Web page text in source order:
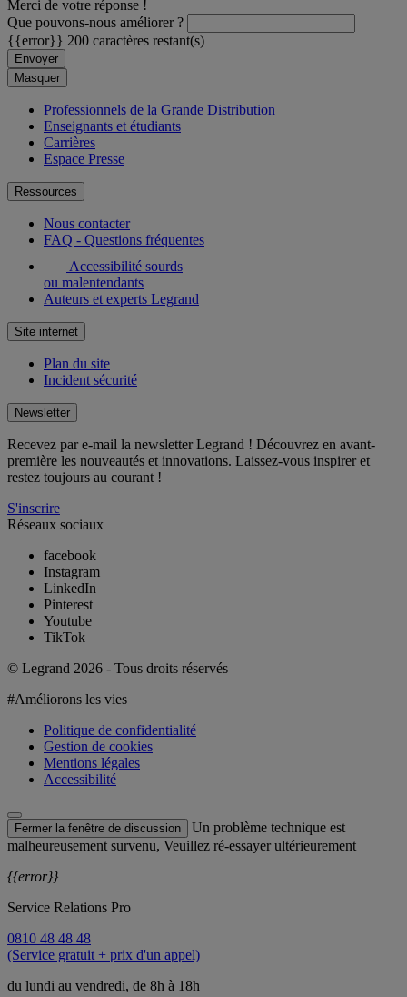
Merci de votre réponse !
Que pouvons-nous améliorer ?
{{error}} 200 caractères restant(s)
Envoyer
Masquer
Professionnels de la Grande Distribution
Enseignants et étudiants
Carrières
Espace Presse
Ressources
Nous contacter
FAQ - Questions fréquentes
Accessibilité sourds
ou malentendants
Auteurs et experts Legrand
Site internet
Plan du site
Incident sécurité
Newsletter
Recevez par e-mail la newsletter Legrand ! Découvrez en avant-
première les nouveautés et innovations. Laissez-vous inspirer et
restez toujours au courant !
S'inscrire
Réseaux sociaux
facebook
Instagram
LinkedIn
Pinterest
Youtube
TikTok
© Legrand 2026 - Tous droits réservés
#Améliorons les vies
Politique de confidentialité
Gestion de cookies
Mentions légales
Accessibilité
Fermer la fenêtre de discussion
Un problème technique est
malheureusement survenu, Veuillez ré-essayer ultérieurement
{{error}}
Service Relations Pro
0810 48 48 48
(Service gratuit + prix d'un appel)
du lundi au vendredi, de 8h à 18h